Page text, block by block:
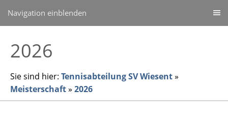
Navigation einblenden
2026
Sie sind hier: Tennisabteilung SV Wiesent»
Meisterschaft» 2026